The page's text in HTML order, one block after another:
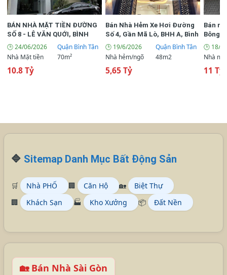
BÁN NHÀ MẶT TIỀN ĐƯỜNG
SỐ 8 - LÊ VĂN QUỚI, BÌNH
TÂN | 4 TẦNG | 70M² | CHỈ 10.8
TỶ
🕒 24/06/2026
Quận Bình Tân
Nhà Mặt tiền
70m²
10.8 Tỷ
Bán Nhà Hẻm Xe Hơi Đường
Số 4, Gần Mã Lò, BHH A, Bình
Tân
🕒 19/6/2026
Quận Bình Tân
Nhà hẻm/ngõ
48m2
5,65 Tỷ
Bán
Bông
lưng
🕒 18/
Nhà
11
🔷 Sitemap Danh Mục Bất Động Sản
🛒 Nhà PHỐ 🏢 Căn Hộ 🏡
Biệt Thự
🏢
Khách Sạn 🏭 Kho Xưởng 📦 Đất Nền
🏡 Bán Nhà Sài Gòn